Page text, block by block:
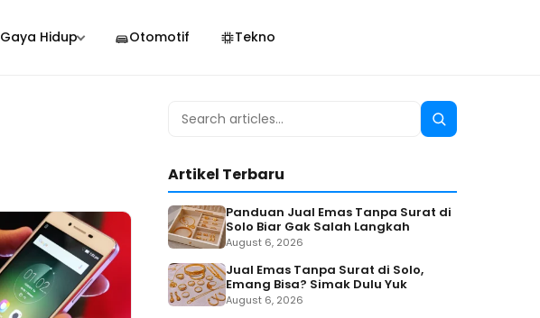
Gaya Hidup Otomotif Tekno
Search
Search
Artikel Terbaru
Panduan Jual Emas Tanpa Surat di
Solo Biar Gak Salah Langkah
August 6, 2026
Jual Emas Tanpa Surat di Solo,
Emang Bisa? Simak Dulu Yuk
August 6, 2026